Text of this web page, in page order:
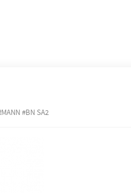
#BN SA2